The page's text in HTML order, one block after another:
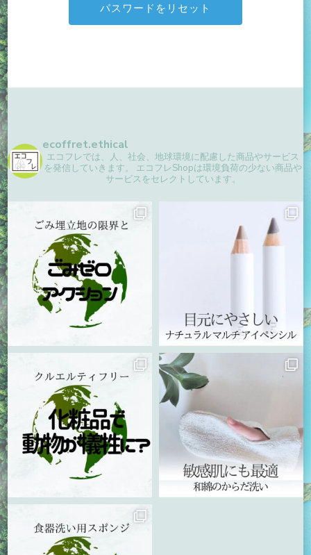
ecoffret.ethical
エコフレでは、人、社会、地球環境に配慮した商品やサービス
を発信していきます。
エコフレShopは環境負荷の少ない商品や
サービスをセレクトしています。